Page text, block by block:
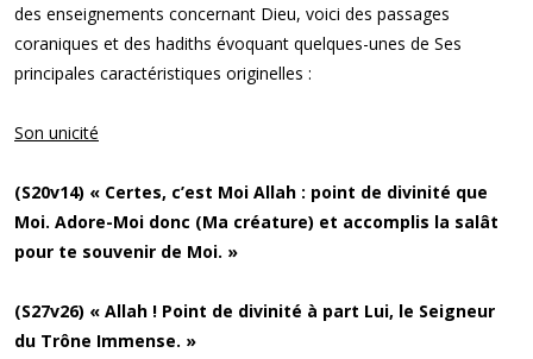
des enseignements concernant Dieu, voici des passages
coraniques et des hadiths évoquant quelques-unes de Ses
principales caractéristiques originelles :
Son unicité
(S20v14) « Certes, c’est Moi Allah : point de divinité que
Moi. Adore-Moi donc (Ma créature) et accomplis la salât
pour te souvenir de Moi. »
(S27v26) « Allah ! Point de divinité à part Lui, le Seigneur
du Trône Immense. »